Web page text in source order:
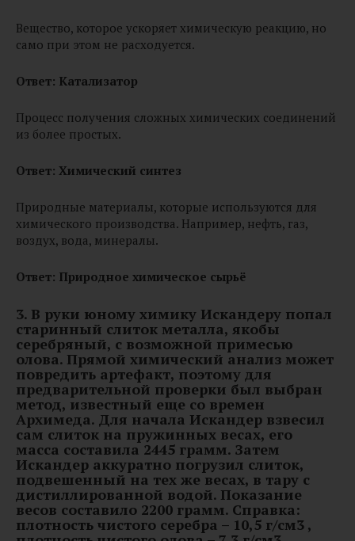
Вещество, которое ускоряет химическую реакцию, но
само при этом не расходуется.
Ответ: Катализатор
Процесс получения сложных химических соединений
из более простых.
Ответ: Химический синтез
Природные материалы, которые используются для
химического производства. Например, нефть, газ,
воздух, вода, минералы.
Ответ: Природное химическое сырьё
3. В руки юному химику Искандеру попал
старинный слиток металла, якобы
серебряный, с возможной примесью
олова. Прямой химический анализ может
повредить артефакт, поэтому для
предварительной проверки был выбран
метод, известный еще со времен
Архимеда. Для начала Искандер взвесил
сам слиток на пружинных весах, его
масса составила 2445 грамм. Затем
Искандер аккуратно погрузил слиток,
подвешенный на тех же весах, в тару с
дистиллированной водой. Показание
весов составило 2200 грамм. Справка:
плотность чистого серебра – 10,5 г/см3 ,